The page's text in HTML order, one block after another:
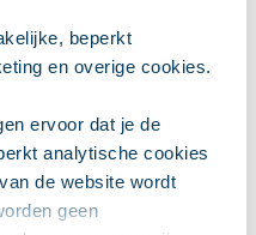
beperkt
en overige cookies.
ervoor dat je de
analytische cookies
de website wordt
geen
kan het bloed
ontstaan. Bloedstolsels
Het dikke bloed zorgt
hart.